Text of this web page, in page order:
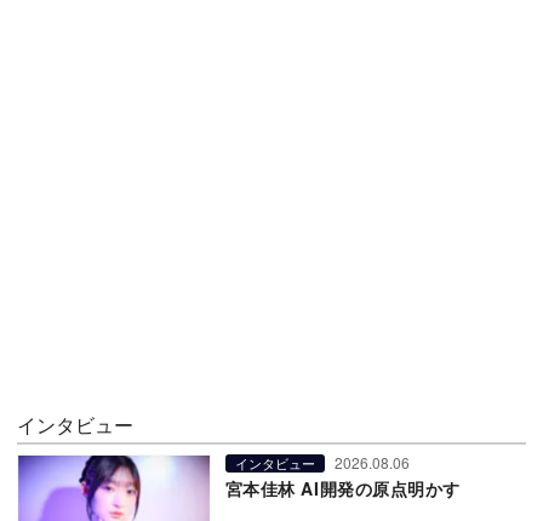
インタビュー
インタビュー 2026.08.06
宮本佳林 AI開発の原点明かす